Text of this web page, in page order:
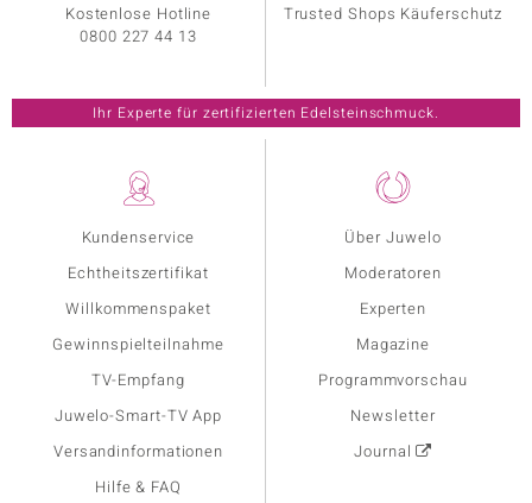
Kundenservice
Echtheitszertifikat
Willkommenspaket
Gewinnspielteilnahme
TV-Empfang
Juwelo-Smart-TV App
Versandinformationen
Hilfe & FAQ
Über Juwelo
Moderatoren
Experten
Magazine
Programmvorschau
Newsletter
Journal
Kostenlose Hotline
0800 227 44 13
Trusted Shops Käuferschutz
Ihr Experte für zertifizierten Edelsteinschmuck.